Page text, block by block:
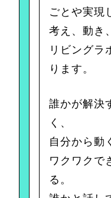
ごとや実現
考え、動き
リビングラ
ります。
誰かが解決
く、
自分から動
ワクワクで
る。